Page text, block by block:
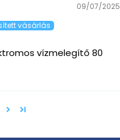
09/07/2025
vízmelegítő 80